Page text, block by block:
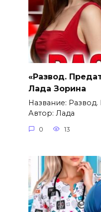
«Развод.
Лада Зорина
Название: Развод.
Автор: Лада
0 13